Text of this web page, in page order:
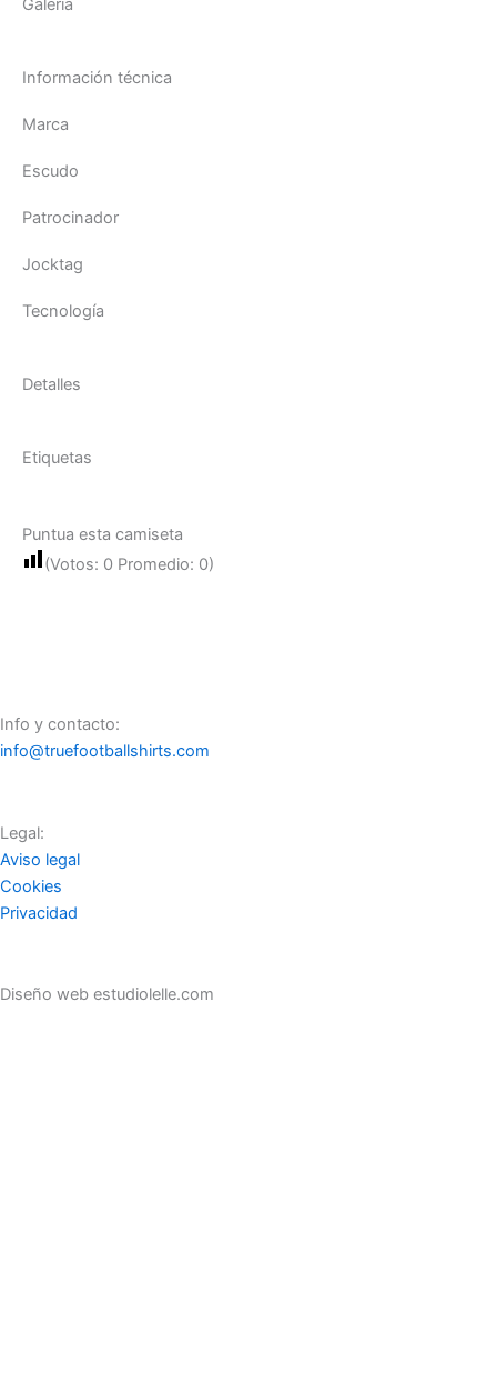
Galería
Información técnica
Marca
Escudo
Patrocinador
Jocktag
Tecnología
Detalles
Etiquetas
Puntua esta camiseta
(Votos: 0 Promedio: 0)
Info y contacto:
info@truefootballshirts.com
Legal:
Aviso legal
Cookies
Privacidad
Diseño web estudiolelle.com